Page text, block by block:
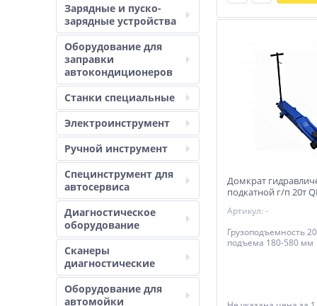
Зарядные и пуско-
зарядные устройства
Оборудование для
заправки
автокондиционеров
Станки специальные
Электроинструмент
Ручной инструмент
Специнструмент для
автосервиса
Диагностическое
оборудование
Сканеры
диагностические
Оборудование для
автомойки
Домкрат
подкатной г/п 20т
Артикул: -
Грузоподъемность
подъема 180-580 мм